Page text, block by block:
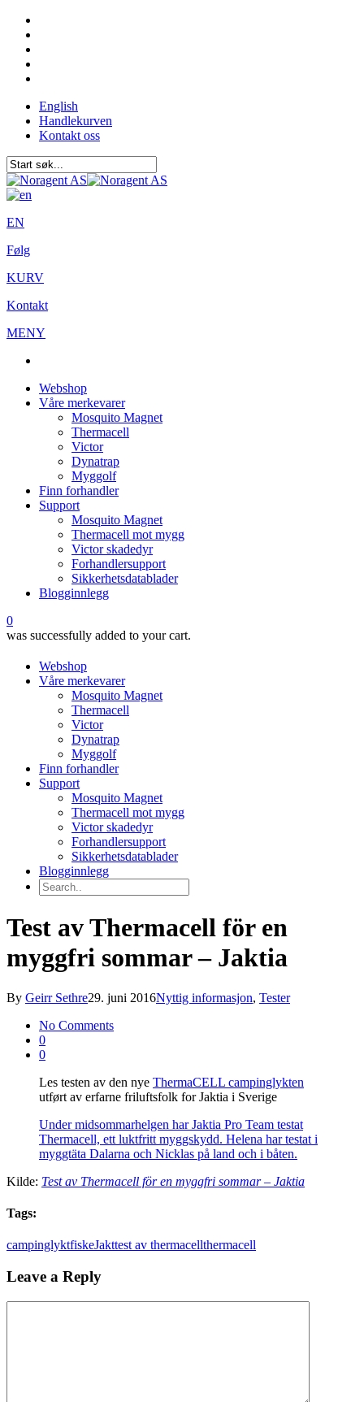
English
Handlekurven
Kontakt oss
EN
Følg
KURV
Kontakt
MENY
Webshop
Våre merkevarer
Mosquito Magnet
Thermacell
Victor
Dynatrap
Myggolf
Finn forhandler
Support
Mosquito Magnet
Thermacell mot mygg
Victor skadedyr
Forhandlersupport
Sikkerhetsdatablader
Blogginnlegg
0
was successfully added to your cart.
Webshop
Våre merkevarer
Mosquito Magnet
Thermacell
Victor
Dynatrap
Myggolf
Finn forhandler
Support
Mosquito Magnet
Thermacell mot mygg
Victor skadedyr
Forhandlersupport
Sikkerhetsdatablader
Blogginnlegg
Test av Thermacell för en
myggfri sommar – Jaktia
By Geirr Sethre29. juni 2016Nyttig informasjon, Tester
No Comments
0
0
Les testen av den nye ThermaCELL campinglykten
utført av erfarne friluftsfolk for Jaktia i Sverige
Under midsommarhelgen har Jaktia Pro Team testat
Thermacell, ett luktfritt myggskydd. Helena har testat i
myggtäta Dalarna och Nicklas på land och i båten.
Kilde: Test av Thermacell för en myggfri sommar – Jaktia
Tags:
campinglyktfiskeJakttest av thermacellthermacell
Leave a Reply